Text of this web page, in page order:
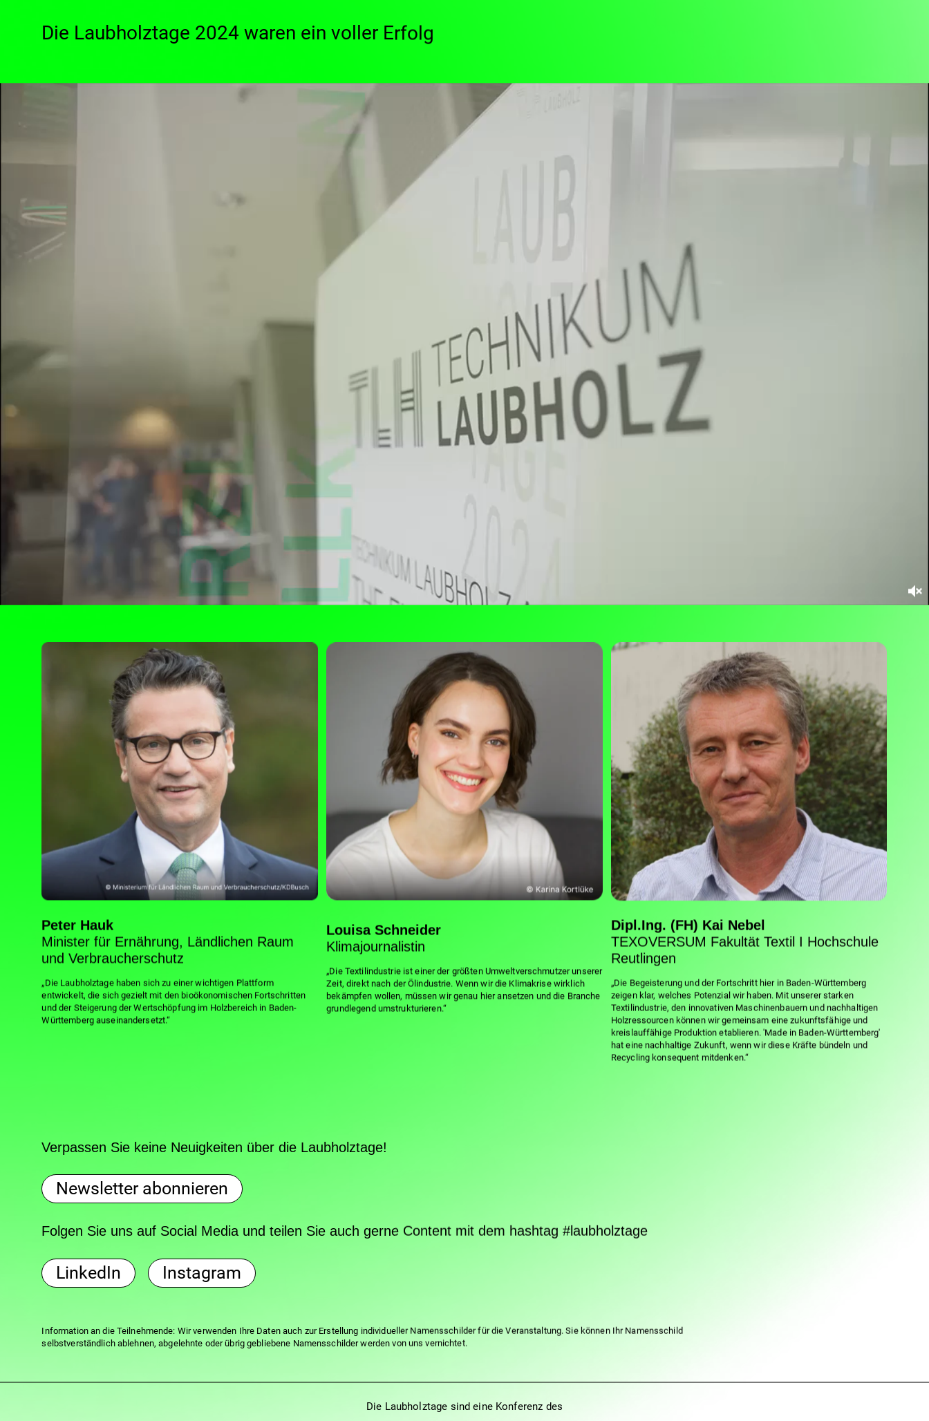
Die Laubholztage 2024 waren ein voller Erfolg
Peter Hauk
Minister für Ernährung, Ländlichen Raum
und Verbraucherschutz
„Die Laubholztage haben sich zu einer wichtigen Plattform
entwickelt, die sich gezielt mit den bioökonomischen Fortschritten
und der Steigerung der Wertschöpfung im Holzbereich in Baden-
Württemberg auseinandersetzt.“
Louisa Schneider
Klimajournalistin
„Die Textilindustrie ist einer der größten Umweltverschmutzer unserer
Zeit, direkt nach der Ölindustrie. Wenn wir die Klimakrise wirklich
bekämpfen wollen, müssen wir genau hier ansetzen und die Branche
grundlegend umstrukturieren.“
Dipl.Ing. (FH) Kai Nebel
TEXOVERSUM Fakultät Textil I Hochschule
Reutlingen
„Die Begeisterung und der Fortschritt hier in Baden-Württemberg
zeigen klar, welches Potenzial wir haben. Mit unserer starken
Textilindustrie, den innovativen Maschinenbauern und nachhaltigen
Holzressourcen können wir gemeinsam eine zukunftsfähige und
kreislauffähige Produktion etablieren. 'Made in Baden-Württemberg'
hat eine nachhaltige Zukunft, wenn wir diese Kräfte bündeln und
Recycling konsequent mitdenken.“
Verpassen Sie keine Neuigkeiten über die Laubholztage!
Newsletter abonnieren
Folgen Sie uns auf Social Media und teilen Sie auch gerne Content mit dem hashtag#laubholztage
LinkedIn Instagram
Information an die Teilnehmende: Wir verwenden Ihre Daten auch zur Erstellung individueller Namensschilder für die Veranstaltung. Sie können Ihr Namensschild
selbstverständlich ablehnen, abgelehnte oder übrig gebliebene Namensschilder werden von uns vernichtet.
Die Laubholztage sind eine Konferenz des